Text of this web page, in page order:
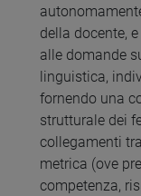
della docente,
alle domande
linguistica,
fornendo una
strutturale dei
collegamenti
metrica (ove
competenza,